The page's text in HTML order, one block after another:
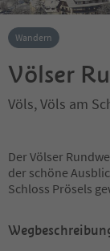
Wandern
Völser
Völs, Völs am
Der Völser
der schöne
Schloss Prösels